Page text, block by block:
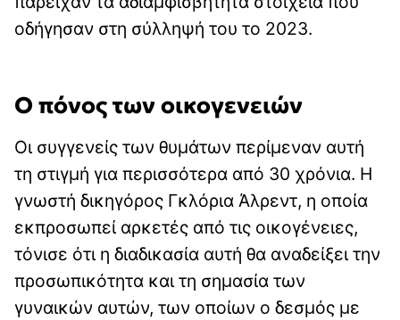
οδήγησαν στη σύλληψή του το 2023.
Ο πόνος των οικογενειών
Οι συγγενείς των θυμάτων περίμεναν αυτή
τη στιγμή για περισσότερα από 30 χρόνια. Η
γνωστή δικηγόρος Γκλόρια Άλρεντ, η οποία
εκπροσωπεί αρκετές από τις οικογένειες,
τόνισε ότι η διαδικασία αυτή θα αναδείξει την
προσωπικότητα και τη σημασία των
γυναικών αυτών, των οποίων ο δεσμός με